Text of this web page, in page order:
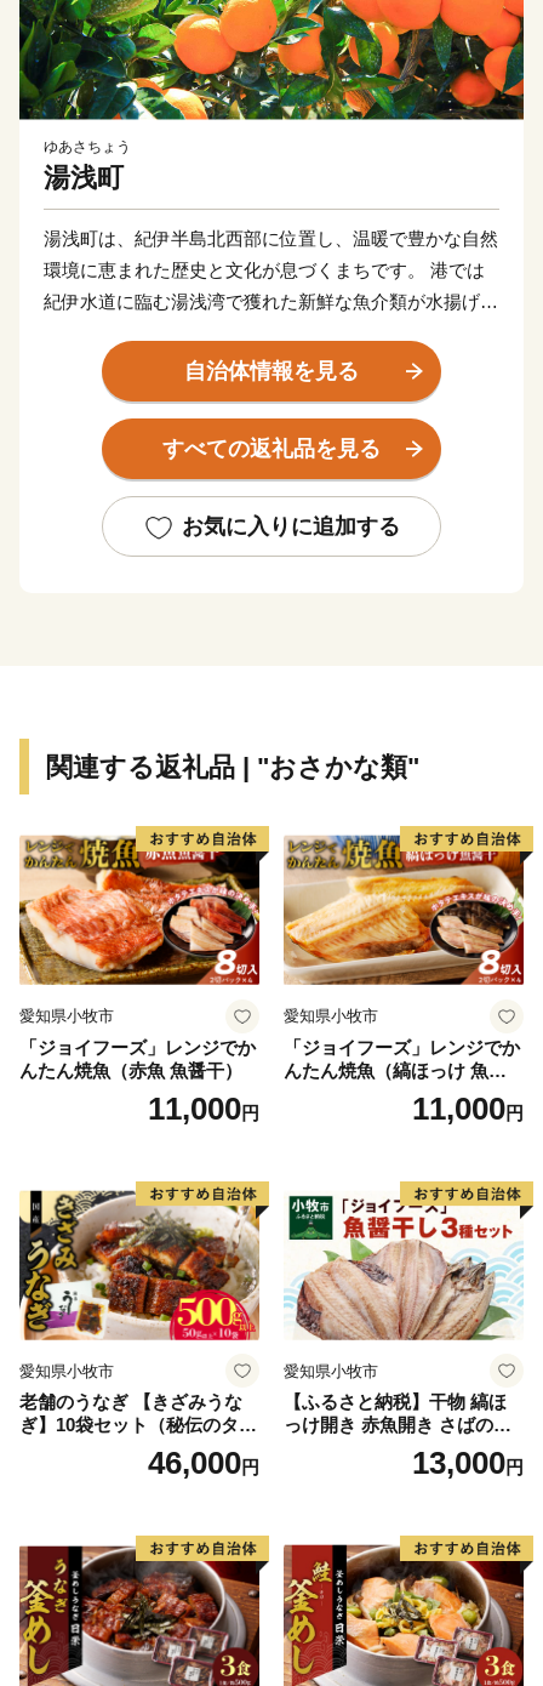
ゆあさちょう
湯浅町
湯浅町は、紀伊半島北西部に位置し、温暖で豊かな自然
環境に恵まれた歴史と文化が息づくまちです。 港では
紀伊水道に臨む湯浅湾で獲れた新鮮な魚介類が水揚げさ
ん」などの ブランドで有名な柑橘類の栽培が盛んで
す。また、鎌倉時代に起源を持つ「醤油醸造の発祥の
地」として国の日本遺産に認定されており、 醸造業で
栄えた伝統的な町並みには今も醤油の香りが漂っていま
★ABCテレビのニュース情報番組「newsおかえり」で
ルテ」「湯浅醤油まんじゅう」「プレミアムジェラー
👉ザッハトルテ
👉湯浅醤油まんじゅう
👉プレミアムジェラート
自治体情報を見る
すべての返礼品を見る
お気に入りに追加する
関連する返礼品 | "おさかな類"
愛知県小牧市
「ジョイフーズ」レンジでか
んたん焼魚（赤魚 魚醤干）
11,000円
愛知県小牧市
「ジョイフーズ」レンジでか
んたん焼魚（縞ほっけ 魚醤
11,000円
愛知県小牧市
老舗のうなぎ 【きざみうな
ぎ】10袋セット（秘伝のタレ
46,000円
愛知県小牧市
【ふるさと納税】干物 縞ほ
っけ開き 赤魚開き さばの開
き 魚醤干し 3種 セット 詰め
合わせ 魚 おかず 肉厚 おいし
取り寄せグルメ 魚醤 ナンプ
ラー 愛知県 小牧市 冷凍 送料
無料
13,000円